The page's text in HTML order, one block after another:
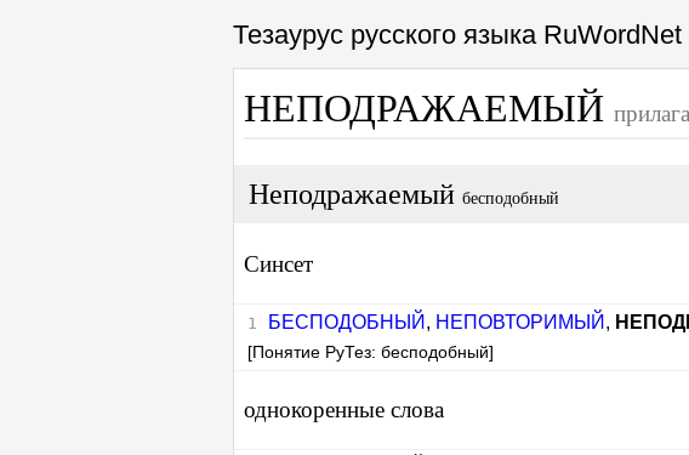
Тезаурус русского языка RuWordNet
НЕПОДРАЖАЕМЫЙ
Неподражаемый бесподобный
Синсет
БЕСПОДОБНЫЙ , НЕПОВТОРИМЫЙ ,
[Понятие РуТез: бесподобный]
однокоренные слова